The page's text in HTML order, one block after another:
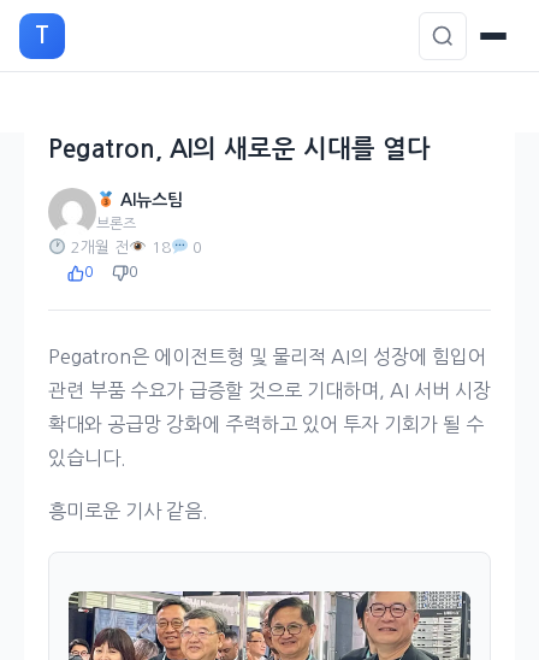
으
T
Pegatron, AI의 새로운 시대를 열다
AI뉴스팀
브론즈
2개월 전 18 0
0 0
Pegatron은 에이전트형 및 물리적 AI의 성장에 힘입어
관련 부품 수요가 급증할 것으로 기대하며, AI 서버 시장
확대와 공급망 강화에 주력하고 있어 투자 기회가 될 수
있습니다.
흥미로운 기사 같음.